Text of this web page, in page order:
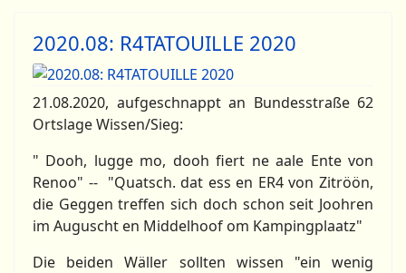
2020.08: R4TATOUILLE 2020
21.08.2020, aufgeschnappt an Bundesstraße 62
Ortslage Wissen/Sieg:
" Dooh, lugge mo, dooh fiert ne aale Ente von
Renoo" -- "Quatsch. dat ess en ER4 von Zitröön,
die Geggen treffen sich doch schon seit Joohren
im Auguscht en Middelhoof om Kampingplaatz"
Die beiden Wäller sollten wissen "ein wenig